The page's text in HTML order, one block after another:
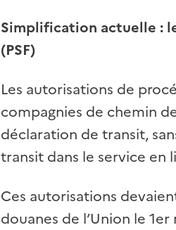
Simplification actuelle :
(PSF)
Les autorisations de
compagnies de chemin
déclaration de transit,
transit dans le service en
Ces autorisations
douanes de l’Union le